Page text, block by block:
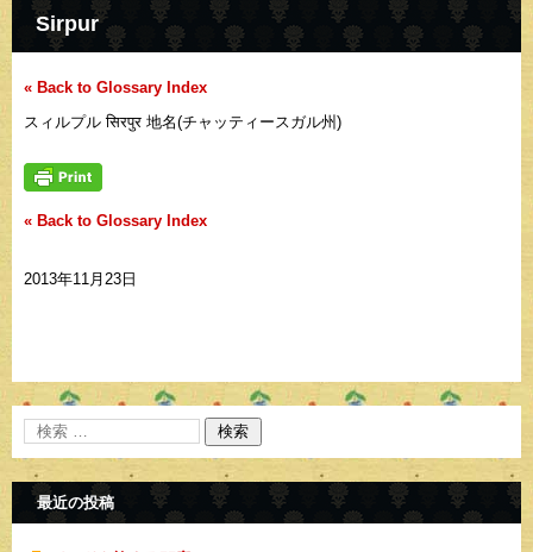
Sirpur
« Back to Glossary Index
スィルプル सिरपुर 地名(チャッティースガル州)
« Back to Glossary Index
2013年11月23日
最近の投稿